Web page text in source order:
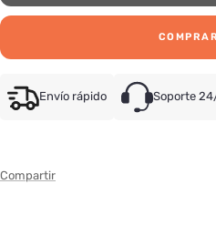
Envío rápido Soporte
Compartir